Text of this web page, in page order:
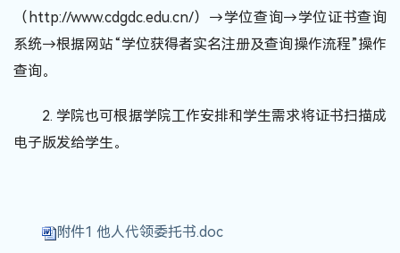
（ http://www.cdgdc.edu.cn/） →学位查询→学位证书查询
系统→根据网站“学位获得者实名注册及查询操作流程”操作
查询。
2. 学院也可根据学院工作安排和学生需求将证书扫描成
电子版发给学生。
附件1 他人代领委托书.doc